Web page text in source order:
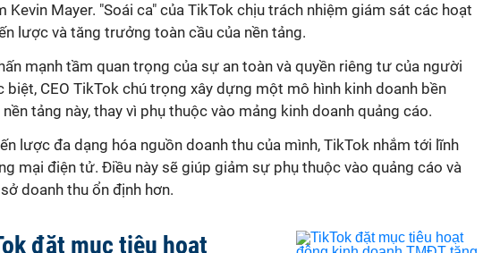
Kevin Mayer. "Soái ca" của TikTok chịu trách nhiệm giám sát các hoạt
lược và tăng trưởng toàn cầu của nền tảng.
mạnh tầm quan trọng của sự an toàn và quyền riêng tư của người
biệt, CEO TikTok chú trọng xây dựng một mô hình kinh doanh bền
tảng này, thay vì phụ thuộc vào mảng kinh doanh quảng cáo.
lược đa dạng hóa nguồn doanh thu của mình, TikTok nhắm tới lĩnh
mại điện tử. Điều này sẽ giúp giảm sự phụ thuộc vào quảng cáo và
doanh thu ổn định hơn.
đặt mục tiêu hoạt